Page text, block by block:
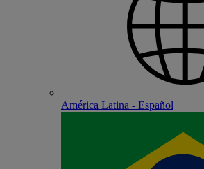
América Latina - Español